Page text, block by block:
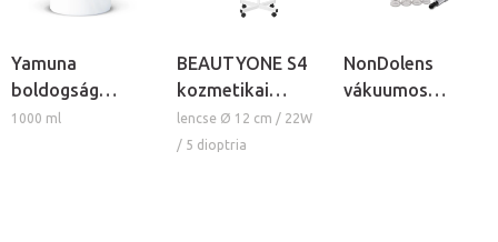
Yamuna
boldogság
masszázskrém
1000 ml
BEAUTYONE S4
kozmetikai
lámpa nagyítóval
és állvánnyal
lencse Ø 12 cm / 22W
/ 5 dioptria
NonDolens
vákuumos